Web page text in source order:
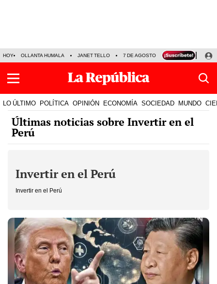
HOY OLLANTA HUMALA JANET TELLO 7 DE AGOSTO TINKA RESULTADOS
LO ÚLTIMO POLÍTICA OPINIÓN ECONOMÍA SOCIEDAD MUNDO
Últimas noticias sobre Invertir en el
Perú
Invertir en el Perú
Invertir en el Perú